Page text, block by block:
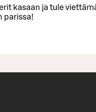
kasaan ja tule
parissa!